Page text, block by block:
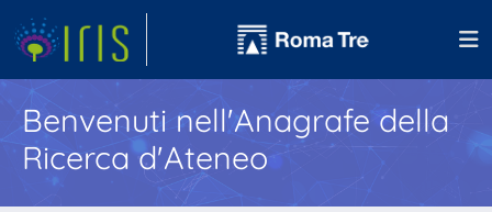
Benvenuti nell'Anagrafe della
Ricerca d'Ateneo